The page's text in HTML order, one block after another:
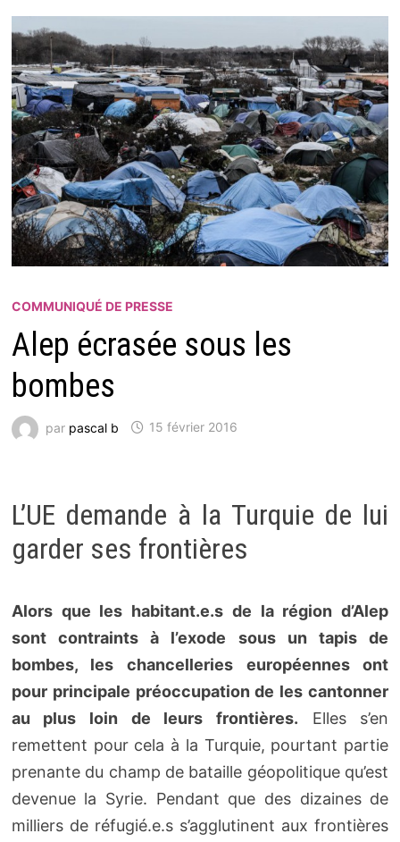
COMMUNIQUÉ DE PRESSE
Alep écrasée sous les
bombes
par pascal b 15 février 2016
L’UE demande à la Turquie de lui
garder ses frontières
Alors que les habitant.e.s de la région d’Alep
sont contraints à l’exode sous un tapis de
bombes, les chancelleries européennes ont
pour principale préoccupation de les cantonner
au plus loin de leurs frontières. Elles s’en
remettent pour cela à la Turquie, pourtant partie
prenante du champ de bataille géopolitique qu’est
devenue la Syrie. Pendant que des dizaines de
milliers de réfugié.e.s s’agglutinent aux frontières